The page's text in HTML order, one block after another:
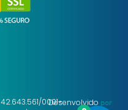
42.643.561/0001-Desenvolvido por